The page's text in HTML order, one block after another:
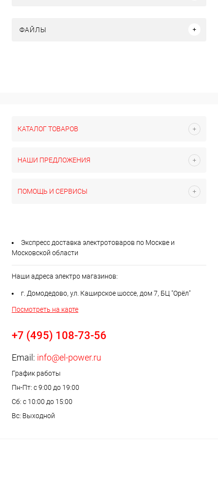
ФАЙЛЫ
КАТАЛОГ ТОВАРОВ
НАШИ ПРЕДЛОЖЕНИЯ
ПОМОЩЬ И СЕРВИСЫ
Экспресс доставка электротоваров по Москве и
Московской области
Наши адреса электро магазинов:
г. Домодедово, ул. Каширское шоссе, дом 7, БЦ "Орёл"
Посмотреть на карте
+7 (495) 108-73-56
Email: info@el-power.ru
График работы
Пн-Пт: с 9:00 до 19:00
Сб: с 10:00 до 15:00
Вс: Выходной